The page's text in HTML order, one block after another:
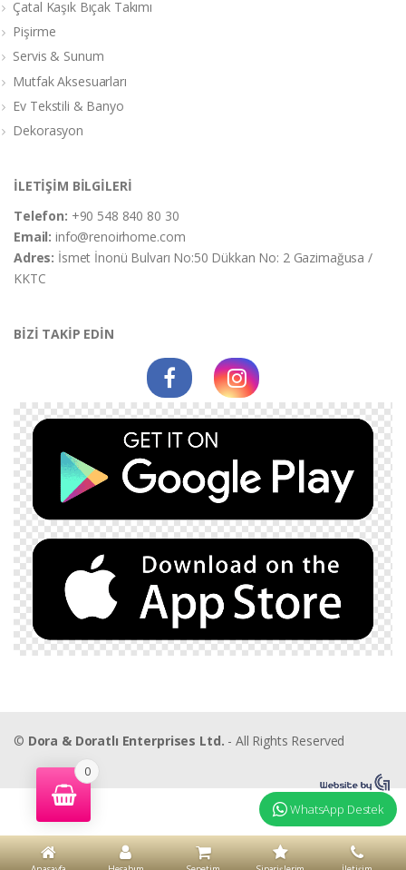
Çatal Kaşık Bıçak Takımı
Pişirme
Servis & Sunum
Mutfak Aksesuarları
Ev Tekstili & Banyo
Dekorasyon
İLETİŞİM BİLGİLERİ
Telefon: +90 548 840 80 30
Email:info@renoirhome.com
Adres: İsmet İnonü Bulvarı No:50 Dükkan No: 2 Gazimağusa /
KKTC
BİZİ TAKİP EDİN
© Dora & Doratlı Enterprises Ltd. - All Rights Reserved
0
WhatsApp Destek